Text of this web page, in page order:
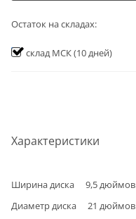
Характеристики
Ширина диска 9,5дюймов
Диаметр диска
21 дюймов
Остаток на складах:
склад МСК(10 дней)